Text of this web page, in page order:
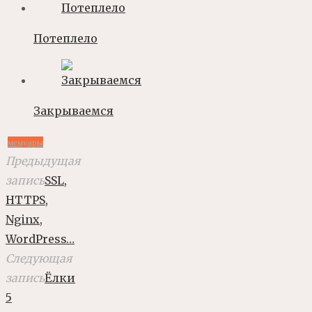
Потеплело
Закрываемся
мемуары
Предыдущая
записьSSL,
HTTPS,
Nginx,
WordPress…
Следующая
записьЁлки
5